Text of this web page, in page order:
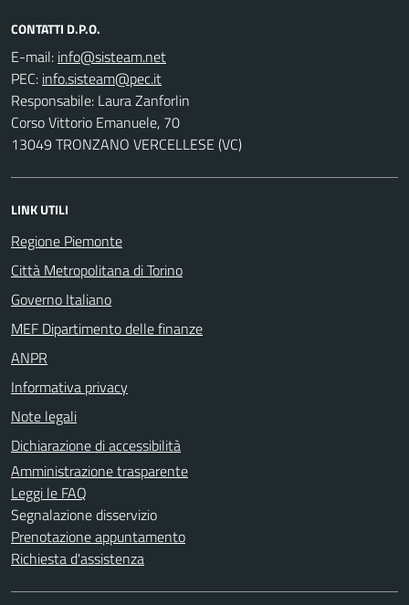
CONTATTI D.P.O.
E-mail:
PEC:
Responsabile: Laura Zanforlin
Corso Vittorio Emanuele, 70
13049 TRONZANO VERCELLESE (VC)
LINK UTILI
Regione Piemonte
Città Metropolitana di Torino
Governo Italiano
MEF Dipartimento delle finanze
ANPR
Informativa privacy
Note legali
Dichiarazione di accessibilità
Amministrazione trasparente
Leggi le FAQ
Segnalazione disservizio
Prenotazione appuntamento
Richiesta d'assistenza